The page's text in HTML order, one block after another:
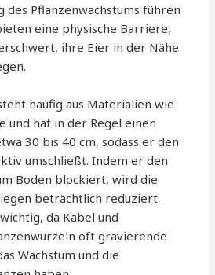
des Pflanzenwachstums führen
eine physische Barriere,
ihre Eier in der Nähe
häufig aus Materialien wie
und hat in der Regel einen
30 bis 40 cm, sodass er den
umschließt. Indem er den
Boden blockiert, wird die
beträchtlich reduziert.
da Kabel und
oft gravierende
Wachstum und die